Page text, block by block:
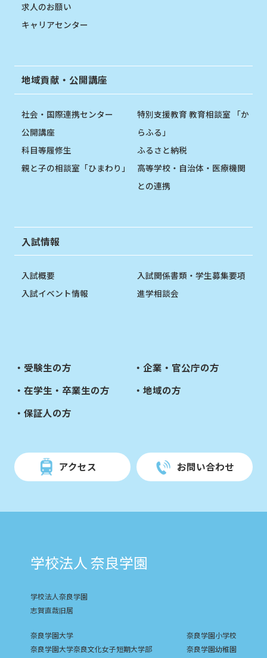
求人のお願い
キャリアセンター
地域貢献・公開講座
社会・国際連携センター
公開講座
科目等履修生
親と子の相談室「ひまわり」
特別支援教育 教育相談室 「か
らふる」
ふるさと納税
高等学校・自治体・医療機関
との連携
入試情報
入試概要
入試イベント情報
入試関係書類・学生募集要項
進学相談会
受験生の方
在学生・卒業生の方
保証人の方
企業・官公庁の方
地域の方
アクセス お問い合わせ
学校法人 奈良学園
学校法人奈良学園
志賀直哉旧居
奈良学園大学
奈良学園大学奈良文化女子短期大学部
奈良学園小学校
奈良学園幼稚園